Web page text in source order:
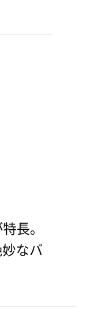
長。
なバ